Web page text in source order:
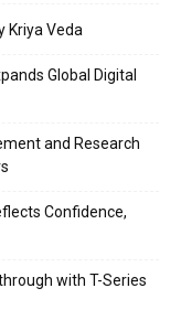
Kriya Veda
Global Digital
and Research
Confidence,
with T-Series